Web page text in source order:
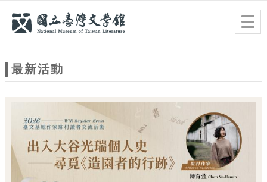
站最新活動